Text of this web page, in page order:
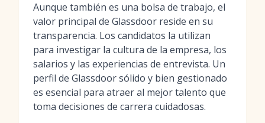
Aunque también es una bolsa de trabajo, el
valor principal de Glassdoor reside en su
transparencia. Los candidatos la utilizan
para investigar la cultura de la empresa, los
salarios y las experiencias de entrevista. Un
perfil de Glassdoor sólido y bien gestionado
es esencial para atraer al mejor talento que
toma decisiones de carrera cuidadosas.